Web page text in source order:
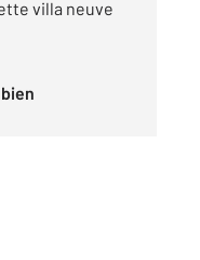
villa neuve